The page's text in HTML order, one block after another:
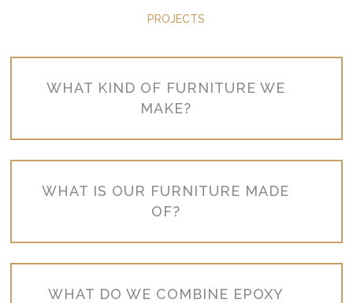
PROJECTS
WHAT KIND OF FURNITURE WE
MAKE?
WHAT IS OUR FURNITURE MADE
OF?
WHAT DO WE COMBINE EPOXY